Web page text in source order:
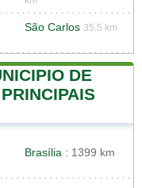
São Carlos 35.5 km
DE
Brasília : 1399 km